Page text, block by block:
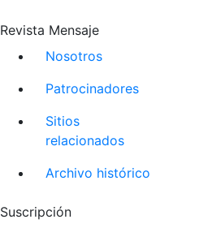
Revista Mensaje
Nosotros
Patrocinadores
Sitios
relacionados
Archivo histórico
Suscripción